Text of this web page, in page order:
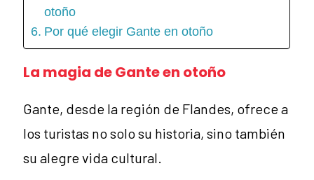
otoño
Por qué elegir Gante en otoño
La magia de Gante en otoño
Gante, desde la región de Flandes, ofrece a
los turistas no solo su historia, sino también
su alegre vida cultural.